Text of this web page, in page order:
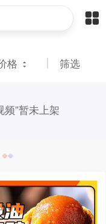
格 筛选
频”暂未上架